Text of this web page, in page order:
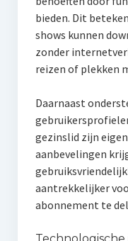
bieden. Dit
shows kunnen
zonder
reizen of plekken
Daarnaast
gezinslid zijn
aanbevelingen
aantrekkelijker
abonnement te